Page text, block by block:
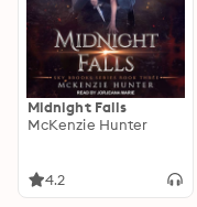
Midnight Falls
McKenzie Hunter
4.2